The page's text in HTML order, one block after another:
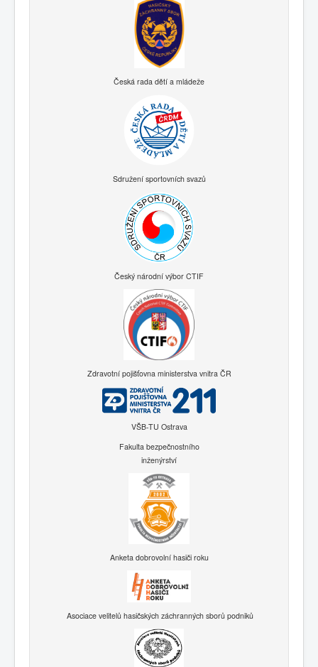
Česká rada dětí a mládeže
Sdružení sportovních svazů
Český národní výbor CTIF
Zdravotní pojišťovna ministerstva vnitra ČR
VŠB-TU Ostrava
Fakulta bezpečnostního
inženýrství
Anketa dobrovolní hasiči roku
Asociace velitelů hasičských záchranných sborů podniků